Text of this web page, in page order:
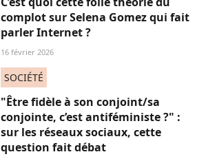
complot sur Selena Gomez qui fait
parler Internet ?
16 février 2026
SOCIÉTÉ
"Être fidèle à son conjoint/sa
conjointe, c’est antiféministe ?" :
sur les réseaux sociaux, cette
question fait débat